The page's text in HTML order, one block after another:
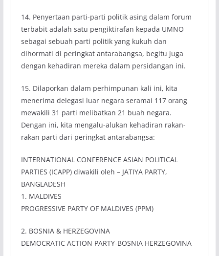
14. Penyertaan parti-parti politik asing dalam forum
terbabit adalah satu pengiktirafan kepada UMNO
sebagai sebuah parti politik yang kukuh dan
dihormati di peringkat antarabangsa, begitu juga
dengan kehadiran mereka dalam persidangan ini.
15. Dilaporkan dalam perhimpunan kali ini, kita
menerima delegasi luar negara seramai 117 orang
mewakili 31 parti melibatkan 21 buah negara.
Dengan ini, kita mengalu-alukan kehadiran rakan-
rakan parti dari peringkat antarabangsa:
INTERNATIONAL CONFERENCE ASIAN POLITICAL
PARTIES (ICAPP) diwakili oleh – JATIYA PARTY,
BANGLADESH
1. MALDIVES
PROGRESSIVE PARTY OF MALDIVES (PPM)
2. BOSNIA & HERZEGOVINA
DEMOCRATIC ACTION PARTY-BOSNIA HERZEGOVINA